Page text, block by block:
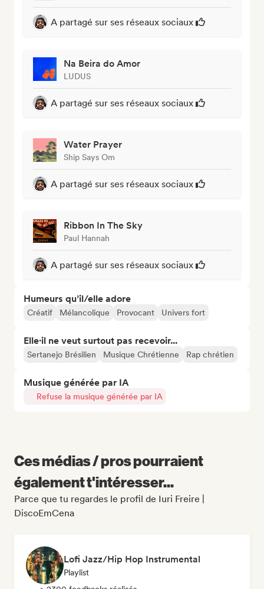
A partagé sur ses réseaux sociaux
Na Beira do Amor
LUDUS
A partagé sur ses réseaux sociaux
Water Prayer
Ship Says Om
A partagé sur ses réseaux sociaux
Ribbon In The Sky
Paul Hannah
A partagé sur ses réseaux sociaux
Humeurs qu’il/elle adore
Créatif Mélancolique Provocant Univers fort
Elle·il ne veut surtout pas recevoir...
Sertanejo Brésilien Musique Chrétienne Rap chrétien
Musique générée par IA
Refuse la musique générée par IA
Ces médias / pros pourraient
également t'intéresser...
Parce que tu regardes le profil de Iuri Freire |
DiscoEmCena
Lofi Jazz/Hip Hop Instrumental
Playlist